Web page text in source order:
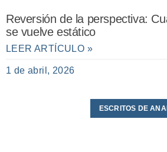
Reversión de la perspectiva:
se vuelve estático
LEER ARTÍCULO »
1 de abril, 2026
ESCRITOS DE